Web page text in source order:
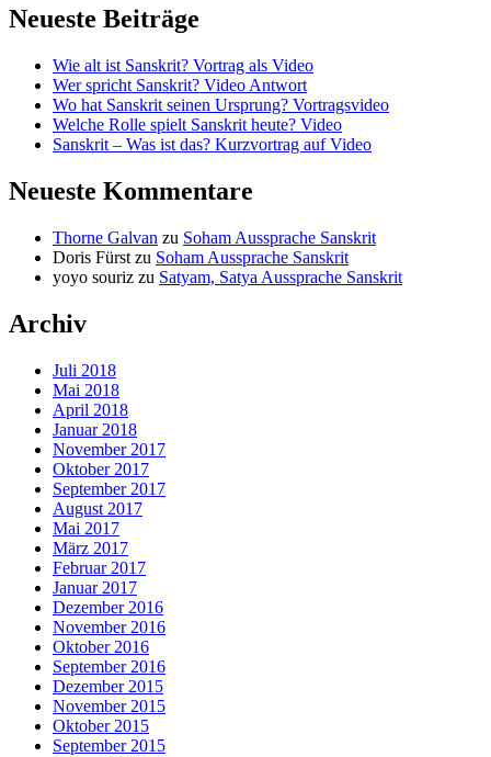
Neueste Beiträge
Wie alt ist Sanskrit? Vortrag als Video
Wer spricht Sanskrit? Video Antwort
Wo hat Sanskrit seinen Ursprung? Vortragsvideo
Welche Rolle spielt Sanskrit heute? Video
Sanskrit – Was ist das? Kurzvortrag auf Video
Neueste Kommentare
Thorne Galvan zu Soham Aussprache Sanskrit
Doris Fürst zu Soham Aussprache Sanskrit
yoyo souriz zu Satyam, Satya Aussprache Sanskrit
Archiv
Juli 2018
Mai 2018
April 2018
Januar 2018
November 2017
Oktober 2017
September 2017
August 2017
Mai 2017
März 2017
Februar 2017
Januar 2017
Dezember 2016
November 2016
Oktober 2016
September 2016
Dezember 2015
November 2015
Oktober 2015
September 2015